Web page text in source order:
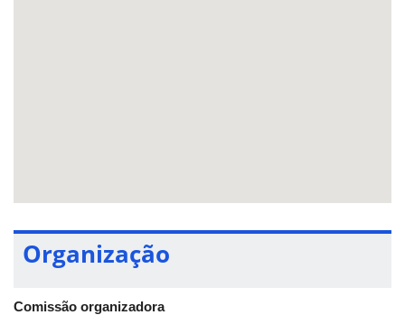
Organização
Comissão organizadora